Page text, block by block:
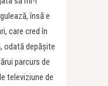
însă e
care cred în
odată depăşite
parcurs de
televiziune de